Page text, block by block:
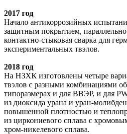
2017 год
Начало антикоррозийных
защитным покрытием, параллельно
контактно-стыковая сварка для
экспериментальных твэлов.
2018 год
На НЗХК изготовлены четыре
твэлов с разными комбинациями
типоразмерах и для ВВЭР, и для
из диоксида урана и уран-
повышенной плотностью и
из циркониевого сплава с
хром-никелевого сплава.